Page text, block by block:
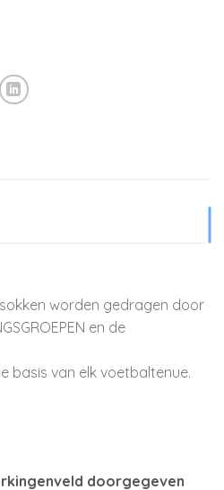
worden gedragen door
en de
basis van elk voetbaltenue.
doorgegeven